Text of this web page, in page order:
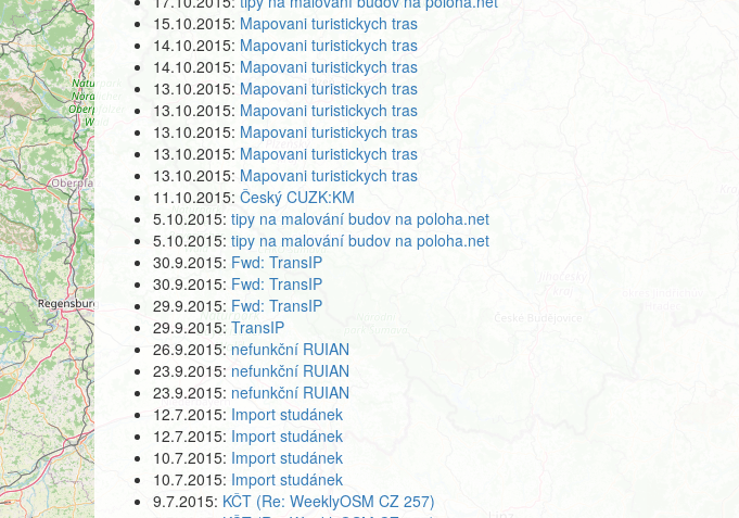
15.10.2015: Mapovani turistickych tras
14.10.2015: Mapovani turistickych tras
14.10.2015: Mapovani turistickych tras
13.10.2015: Mapovani turistickych tras
13.10.2015: Mapovani turistickych tras
13.10.2015: Mapovani turistickych tras
13.10.2015: Mapovani turistickych tras
13.10.2015: Mapovani turistickych tras
11.10.2015: Český CUZK:KM
5.10.2015: tipy na malování budov na poloha.net
5.10.2015: tipy na malování budov na poloha.net
30.9.2015: Fwd: TransIP
30.9.2015: Fwd: TransIP
29.9.2015: Fwd: TransIP
29.9.2015: TransIP
26.9.2015:nefunkční RUIAN
23.9.2015: nefunkční RUIAN
23.9.2015: nefunkční RUIAN
12.7.2015: Import studánek
12.7.2015: Import studánek
10.7.2015: Import studánek
10.7.2015: Import studánek
9.7.2015: KČT (Re: WeeklyOSM CZ 257)